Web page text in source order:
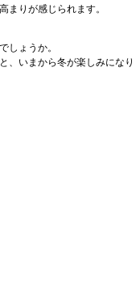
まりが感じられます。
しょうか。
、いまから冬が楽しみになり